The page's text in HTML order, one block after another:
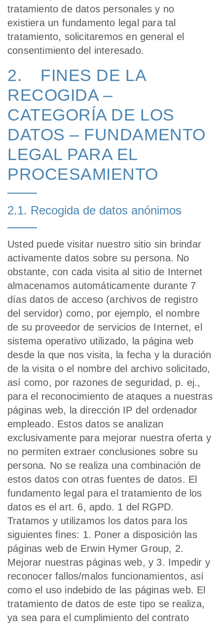
tratamiento de datos personales y no
existiera un fundamento legal para tal
tratamiento, solicitaremos en general el
consentimiento del interesado.
2. FINES DE LA
RECOGIDA –
CATEGORÍA DE LOS
DATOS – FUNDAMENTO
LEGAL PARA EL
PROCESAMIENTO
2.1. Recogida de datos anónimos
Usted puede visitar nuestro sitio sin brindar
activamente datos sobre su persona. No
obstante, con cada visita al sitio de Internet
almacenamos automáticamente durante 7
días datos de acceso (archivos de registro
del servidor) como, por ejemplo, el nombre
de su proveedor de servicios de Internet, el
sistema operativo utilizado, la página web
desde la que nos visita, la fecha y la duración
de la visita o el nombre del archivo solicitado,
así como, por razones de seguridad, p. ej.,
para el reconocimiento de ataques a nuestras
páginas web, la dirección IP del ordenador
empleado. Estos datos se analizan
exclusivamente para mejorar nuestra oferta y
no permiten extraer conclusiones sobre su
persona. No se realiza una combinación de
estos datos con otras fuentes de datos. El
fundamento legal para el tratamiento de los
datos es el art. 6, apdo. 1 del RGPD.
Tratamos y utilizamos los datos para los
siguientes fines: 1. Poner a disposición las
páginas web de Erwin Hymer Group, 2.
Mejorar nuestras páginas web, y 3. Impedir y
reconocer fallos/malos funcionamientos, así
como el uso indebido de las páginas web. El
tratamiento de datos de este tipo se realiza,
ya sea para el cumplimiento del contrato